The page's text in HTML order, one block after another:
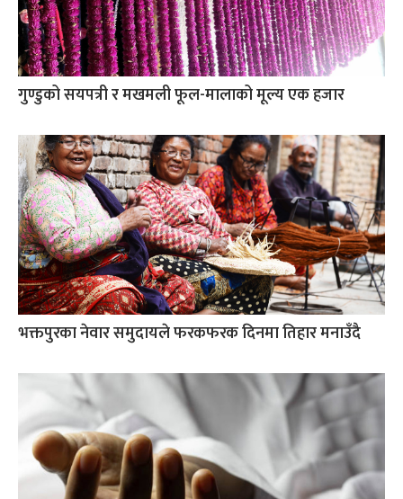
गुण्डुको सयपत्री र मखमली फूल-मालाको मूल्य एक हजार
भक्तपुरका नेवार समुदायले फरकफरक दिनमा तिहार मनाउँदै